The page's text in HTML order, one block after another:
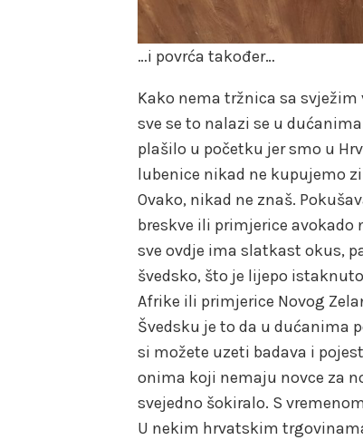
…i povrća također…
Kako nema tržnica sa
sve se to nalazi se u
plašilo u početku jer smo u
lubenice nikad ne kupujemo
Ovako, nikad ne znaš.
breskve ili primjerice
sve ovdje ima slatkast okus,
švedsko, što je lijepo
Afrike ili primjerice Novog
Švedsku je to da u dućanima
si možete uzeti badava i
onima koji nemaju novce za
svejedno šokiralo. S
U nekim hrvatskim